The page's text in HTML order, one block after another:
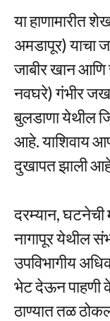
या हाणामारीत
अमडापूर) याचा
जाबीर खान आणि
नवघरे) गंभीर
बुलडाणा येथील
आहे. याशिवाय
दुखापत झाली
दरम्यान, घटनेची
नागापूर येथील
उपविभागीय
भेट देऊन पाहणी
ठाण्यात तळ